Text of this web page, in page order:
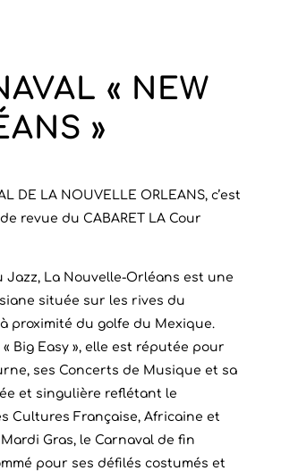
« NEW
»
DE LA NOUVELLE ORLEANS, c’est
revue du CABARET LA Cour
Jazz, La Nouvelle-Orléans est une
située sur les rives du
proximité du golfe du Mexique.
Big Easy », elle est réputée pour
ses Concerts de Musique et sa
et singulière reflétant le
Cultures Française, Africaine et
Gras, le Carnaval de fin
pour ses défilés costumés et